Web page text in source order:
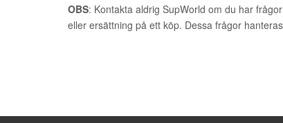
OBS: Kontakta aldrig SupWorld om du har
eller ersättning på ett köp. Dessa frågor